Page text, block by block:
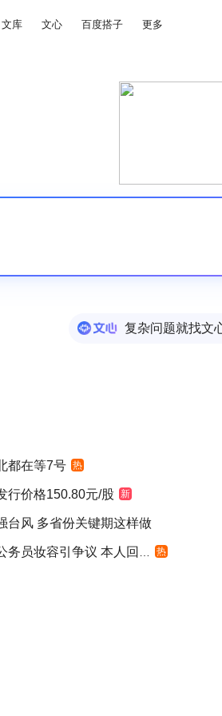
文库 文心 百度搭子 更多
复杂问题就找文
都在等7号 热
行价格150.80元/股 新
台风 多省份关键期这样做
员妆容引争议 本人回应 热